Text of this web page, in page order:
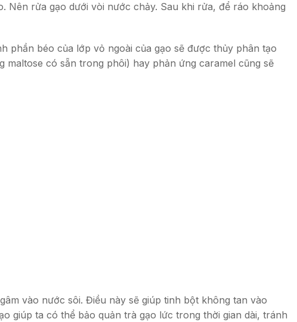
rửa gạo dưới vòi nước chảy. Sau khi rửa, để ráo khoảng
phần béo của lớp vỏ ngoài của gạo sẽ được thủy phân tạo
có sẵn trong phôi) hay phản ứng caramel cũng sẽ
vào nước sôi. Điều này sẽ giúp tinh bột không tan vào
giúp ta có thể bảo quản trà gạo lức trong thời gian dài, tránh